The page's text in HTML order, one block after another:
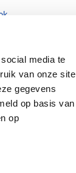
media te
van onze site
gegevens
op basis van
op
84 32